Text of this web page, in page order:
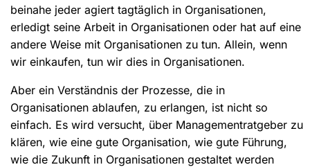
beinahe jeder agiert tagtäglich in Organisationen,
erledigt seine Arbeit in Organisationen oder hat auf eine
andere Weise mit Organisationen zu tun. Allein, wenn
wir einkaufen, tun wir dies in Organisationen.
Aber ein Verständnis der Prozesse, die in
Organisationen ablaufen, zu erlangen, ist nicht so
einfach. Es wird versucht, über Managementratgeber zu
klären, wie eine gute Organisation, wie gute Führung,
wie die Zukunft in Organisationen gestaltet werden